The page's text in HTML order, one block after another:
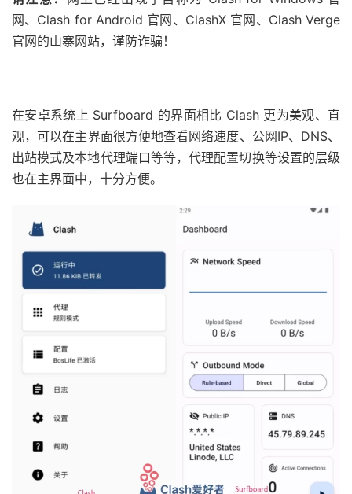
网、Clash for Android 官网、ClashX 官网、Clash Verge
官网的山寨网站，谨防诈骗！
在安卓系统上 Surfboard 的界面相比 Clash 更为美观、直
观，可以在主界面很方便地查看网络速度、公网IP、DNS、
出站模式及本地代理端口等等，代理配置切换等设置的层级
也在主界面中，十分方便。